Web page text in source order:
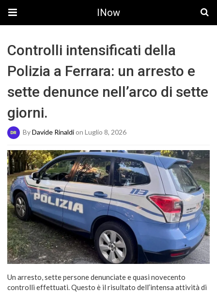
INow
Controlli intensificati della
Polizia a Ferrara: un arresto e
sette denunce nell’arco di sette
giorni.
ByDavide Rinaldion Luglio 8, 2026
Un arresto, sette persone denunciate e quasi novecento
controlli effettuati. Questo è il risultato dell’intensa attività di